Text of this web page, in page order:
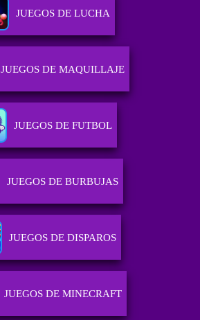
JUEGOS DE LUCHA
JUEGOS DE MAQUILLAJE
JUEGOS DE FUTBOL
JUEGOS DE BURBUJAS
JUEGOS DE DISPAROS
JUEGOS DE MINECRAFT